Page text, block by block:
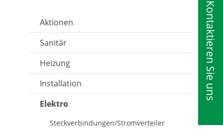
Kontaktieren Sie uns
Aktionen
Sanitär
Heizung
Installation
Elektro
Steckverbindungen/Stromverteiler